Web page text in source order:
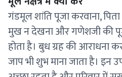
गंडमूल शांति पूजा करवाना,
मुख न देखना और गणेशजी की
होता है। बुध ग्रह की आराधना
जाप भी शुभ माना जाता है। इन